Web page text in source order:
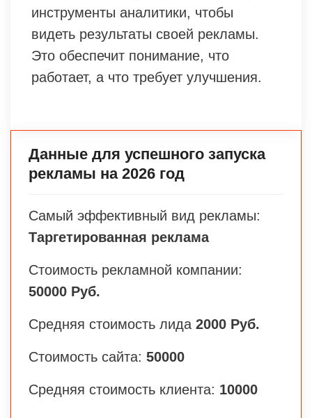
инструменты аналитики, чтобы
видеть результаты своей рекламы.
Это обеспечит понимание, что
работает, а что требует улучшения.
Данные для успешного запуска
рекламы на 2026 год
Самый эффективный вид рекламы:
Таргетированная реклама
Стоимость рекламной компании:
50000 Руб.
Средняя стоимость лида 2000 Руб.
Стоимость сайта: 50000
Средняя стоимость клиента: 10000